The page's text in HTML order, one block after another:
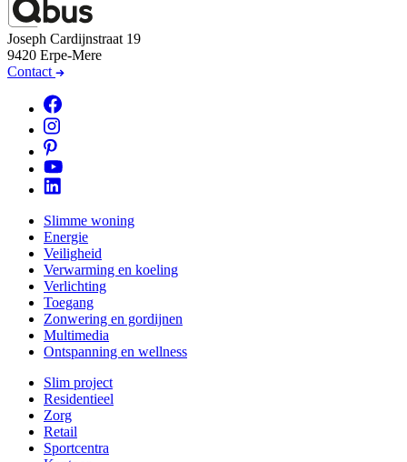
Joseph Cardijnstraat 19
9420 Erpe-Mere
Contact
Slimme woning
Energie
Veiligheid
Verwarming en koeling
Verlichting
Toegang
Zonwering en gordijnen
Multimedia
Ontspanning en wellness
Slim project
Residentieel
Zorg
Retail
Sportcentra